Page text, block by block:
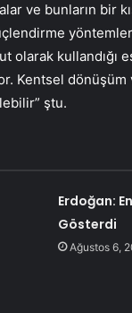
ve bunların bir
kullandığı
Kentsel
ştu.
Erdoğan:
Gösterdi
Ağustos 6,